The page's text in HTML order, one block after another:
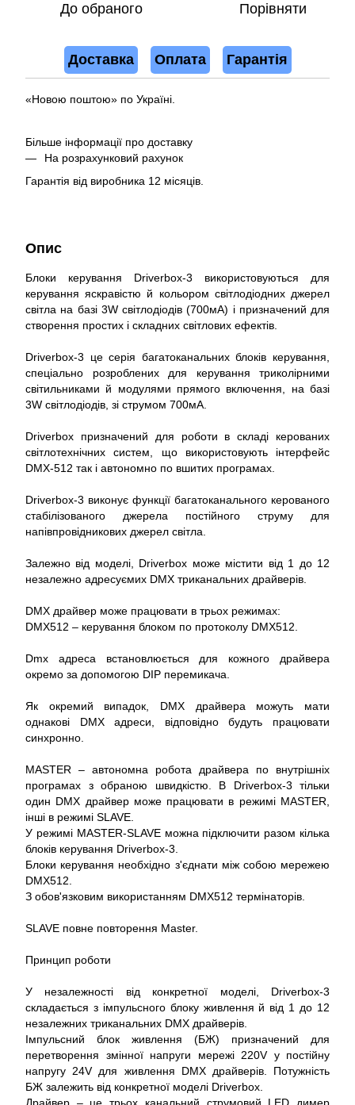
До обраного Порівняти
Доставка Оплата Гарантія
«Новою поштою» по Україні.
Більше інформації про доставку
На розрахунковий рахунок
Гарантія від виробника 12 місяців.
Опис
Блоки керування Driverbox-3 використовуються для
керування яскравістю й кольором світлодіодних джерел
світла на базі 3W світлодіодів (700мА) і призначений для
створення простих і складних світлових ефектів.
Driverbox-3 це серія багатоканальних блоків керування,
спеціально розроблених для керування триколірними
світильниками й модулями прямого включення, на базі
3W світлодіодів, зі струмом 700мА.
Driverbox призначений для роботи в складі керованих
світлотехнічних систем, що використовують інтерфейс
DMX-512 так і автономно по вшитих програмах.
Driverbox-3 виконує функції багатоканального керованого
стабілізованого джерела постійного струму для
напівпровідникових джерел світла.
Залежно від моделі, Driverbox може містити від 1 до 12
незалежно адресуємих DMX триканальних драйверів.
DMX драйвер може працювати в трьох режимах:
DMX512 – керування блоком по протоколу DMX512.
Dmx адреса встановлюється для кожного драйвера
окремо за допомогою DIP перемикача.
Як окремий випадок, DMX драйвера можуть мати
однакові DMX адреси, відповідно будуть працювати
синхронно.
MASTER – автономна робота драйвера по внутрішніх
програмах з обраною швидкістю. В Driverbox-3 тільки
один DMX драйвер може працювати в режимі MASTER,
інші в режимі SLAVE.
У режимі MASTER-SLAVE можна підключити разом кілька
блоків керування Driverbox-3.
Блоки керування необхідно з'єднати між собою мережею
DMX512.
З обов'язковим використанням DMX512 термінаторів.
SLAVE повне повторення Master.
Принцип роботи
У незалежності від конкретної моделі, Driverbox-3
складається з імпульсного блоку живлення й від 1 до 12
незалежних триканальних DMX драйверів.
Імпульсний блок живлення (БЖ) призначений для
перетворення змінної напруги мережі 220V у постійну
напругу 24V для живлення DMX драйверів. Потужність
БЖ залежить від конкретної моделі Driverbox.
Драйвер – це трьох канальний струмовий LED димер